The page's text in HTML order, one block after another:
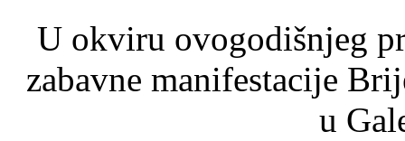
U okviru ovogodišnjeg
zabavne manifestacije
u